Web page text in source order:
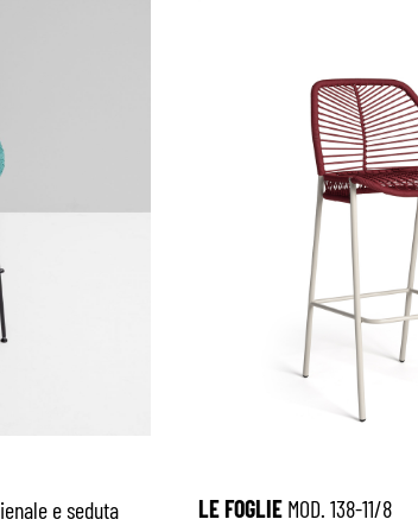
e seduta LE FOGLIEMOD. 138-11/8